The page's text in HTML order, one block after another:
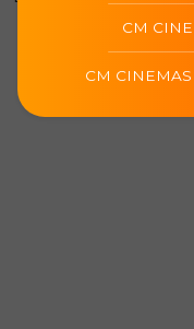
CM
CM CINEMAS